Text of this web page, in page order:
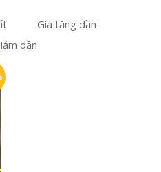
Giá tăng dần
dần